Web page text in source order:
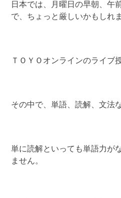
日本では、月曜日の早朝、午
で、ちょっと厳しいかもしれ
ＴＯＹＯオンラインのライブ
その中で、単語、読解、文法
単に読解といっても単語力が
ません。